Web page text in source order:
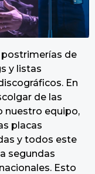
postrimerías de
y listas
En
de las
nuestro equipo,
placas
y todos este
segundas
Esto